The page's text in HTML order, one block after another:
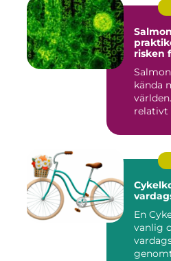
praktiken så
risken
kända
relativt
Cykelkorg
En
vanlig